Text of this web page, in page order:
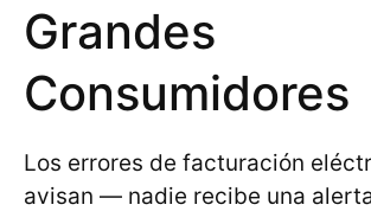
Grandes
Consumidores
Los errores de facturación
avisan — nadie recibe una